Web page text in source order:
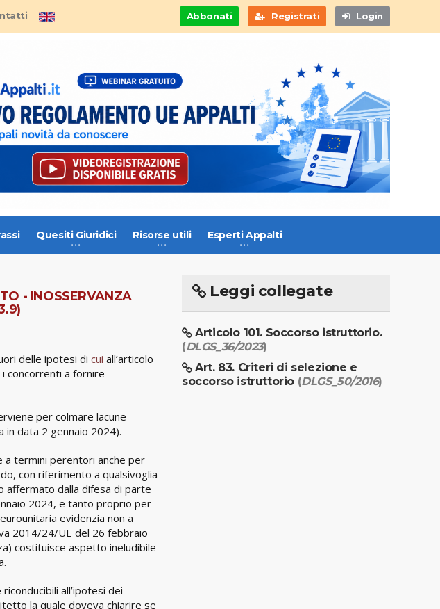
Abbonati Registrati Login
Quesiti Giuridici Risorse utili Esperti Appalti
- INOSSERVANZA
delle ipotesi di cui all’articolo
concorrenti a fornire
per colmare lacune
in data 2 gennaio 2024).
termini perentori anche per
con riferimento a qualsivoglia
affermato dalla difesa di parte
2024, e tanto proprio per
evidenzia non a
2014/24/UE del 26 febbraio
costituisce aspetto ineludibile
all’ipotesi dei
la quale doveva chiarire se
Leggi collegate
Articolo 101. Soccorso istruttorio.
(DLGS_36/2023)
Art. 83. Criteri di selezione e
soccorso istruttorio (DLGS_50/2016)